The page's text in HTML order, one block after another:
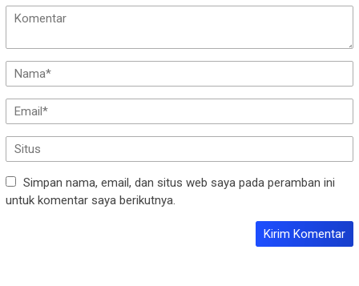
Simpan nama, email, dan situs web saya pada peramban ini
untuk komentar saya berikutnya.